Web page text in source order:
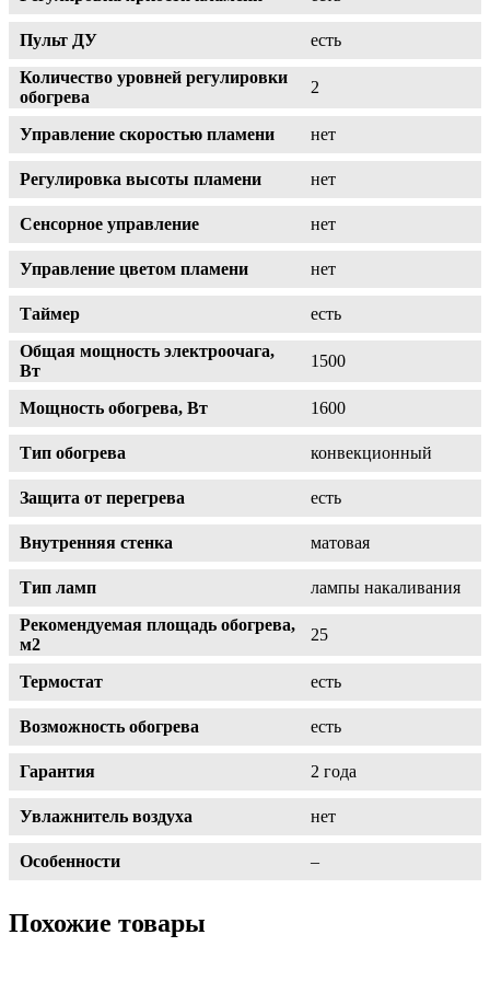
Пульт ДУ
есть
Количество уровней регулировки
обогрева
2
Управление скоростью пламени нет
Регулировка высоты пламени нет
Сенсорное управление нет
Управление цветом пламени нет
Таймер
есть
Общая мощность электроочага,
Вт
1500
Мощность обогрева, Вт 1600
Тип обогрева конвекционный
Защита от перегрева есть
Внутренняя стенка матовая
Тип ламп
лампы накаливания
Рекомендуемая площадь обогрева,
м2
25
Термостат есть
Возможность обогрева есть
Гарантия 2 года
Увлажнитель воздуха нет
Особенности –
Похожие товары